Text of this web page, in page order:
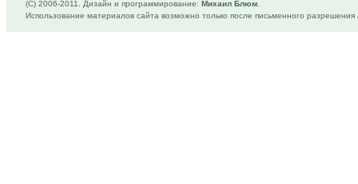
(C) 2006-2011. Дизайн и программирование: Михаил Блюм
Использование материалов сайта возможно только после письменного разрешения